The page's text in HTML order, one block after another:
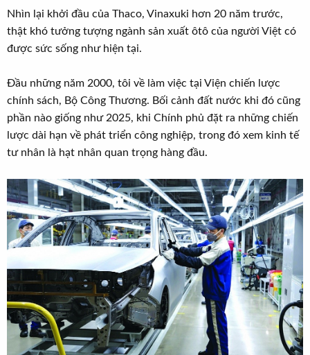
t
a
r
đ
ầ
u
Nhìn lại khởi đầu của Thaco, Vinaxuki hơn 20 năm trước,
thật khó tưởng tượng ngành sản xuất ôtô của người Việt có
được sức sống như hiện tại.
Đầu những năm 2000, tôi về làm việc tại Viện chiến lược
chính sách, Bộ Công Thương. Bối cảnh đất nước khi đó cũng
phần nào giống như 2025, khi Chính phủ đặt ra những chiến
lược dài hạn về phát triển công nghiệp, trong đó xem kinh tế
tư nhân là hạt nhân quan trọng hàng đầu.